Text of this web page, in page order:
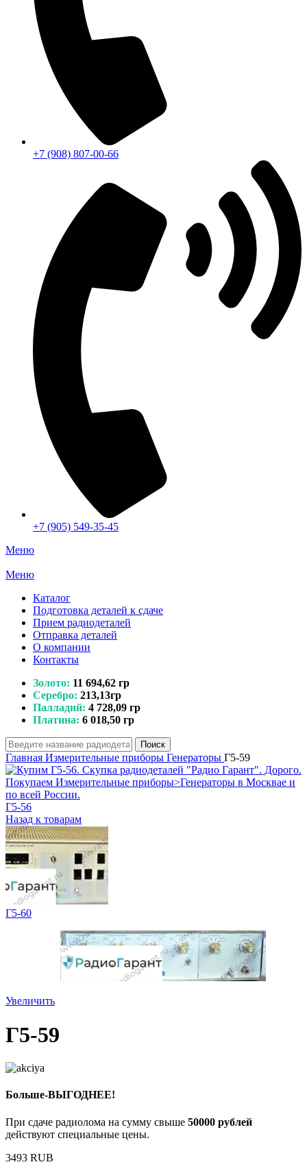
+7 (908) 807-00-66
+7 (905) 549-35-45
Меню
Меню
Каталог
Подготовка деталей к сдаче
Прием радиодеталей
Отправка деталей
О компании
Контакты
Золото: 11 694,62 гр
Серебро: 213,13гр
Палладий: 4 728,09 гр
Платина: 6 018,50 гр
Поиск
Главная Измерительные приборы Генераторы Г5-59
Г5-56
Назад к товарам
Г5-60
Увеличить
Г5-59
Больше-ВЫГОДНЕЕ!
При сдаче радиолома на сумму свыше 50000 рублей
действуют специальные цены.
3493 RUB